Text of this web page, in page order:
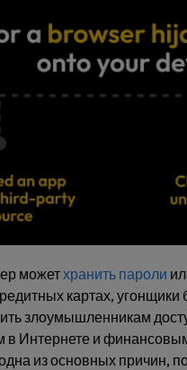
можетхранить пароли
картах, угонщики
злоумышленникам
в Интернете и
из основных причин,